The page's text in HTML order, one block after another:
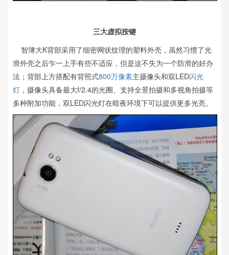
三大虚拟按键
智簿大K背部采用了细密网状纹理的塑料外壳，虽然习惯了光
滑外壳之后乍一上手有些不适应，但是这不失为一个防滑的好办
法；背部上方搭配有背照式800万像素主摄像头和双LED闪光
灯 ，摄像头具备最大f/2.4的光圈、支持全景拍摄和多视角拍摄等
多种附加功能，双LED闪光灯在暗夜环境下可以提供更多光亮。